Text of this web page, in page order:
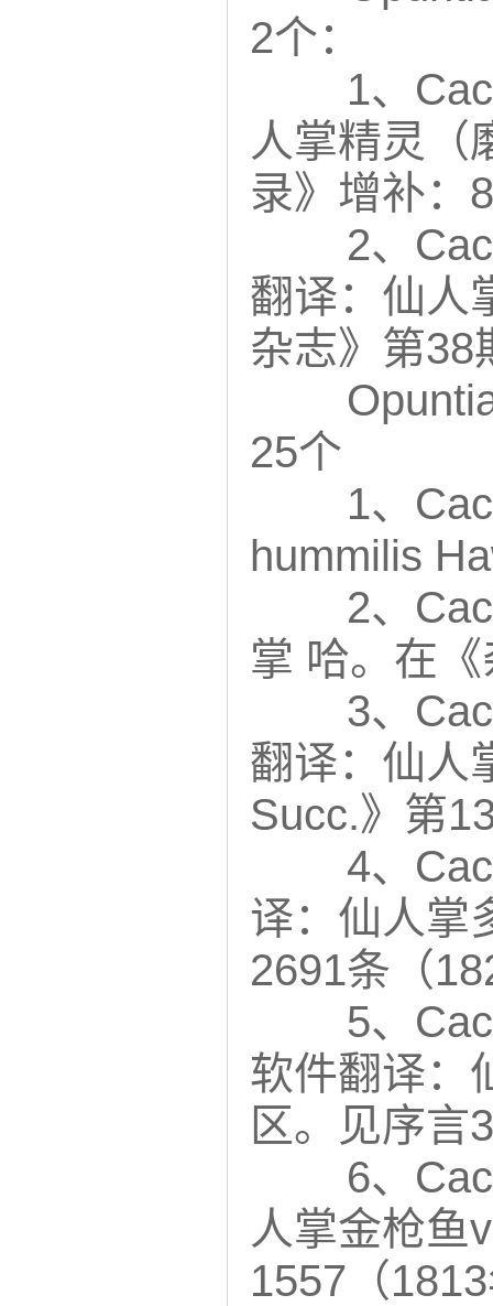
2个：
1、
人掌精灵（
录》增补：
2、
翻译：仙人
杂志》第38
25个
1、
hummilis
2、
掌 哈。在
3、
翻译：仙人
Succ.》第
4、
译：仙人掌
2691条（
5、
软件翻译：
区。见序言
6、
人掌金枪鱼
1557（